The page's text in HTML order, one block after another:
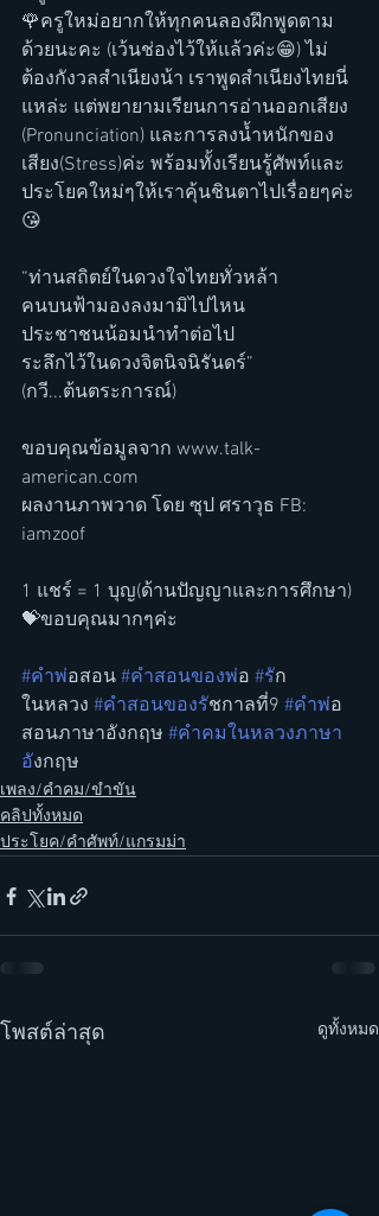
🌹ครูใหม่อยากให้ทุกคนลองฝึกพูดตาม
ด้วยนะคะ (เว้นช่องไว้ให้แล้วค่ะ😁) ไม่
ต้องกังวลสำเนียงน้า เราพูดสำเนียงไทยนี่
แหล่ะ แต่พยายามเรียนการอ่านออกเสียง
(Pronunciation) และการลงน้ำหนักของ
เสียง(Stress)ค่ะ พร้อมทั้งเรียนรู้ศัพท์และ
ประโยคใหม่ๆให้เราคุ้นชินตาไปเรื่อยๆค่ะ
😘
“ท่านสถิตย์ในดวงใจไทยทั่วหล้า
คนบนฟ้ามองลงมามิไปไหน
ประชาชนน้อมนำทำต่อไป
ระลึกไว้ในดวงจิตนิจนิรันดร์”
(กวี...ต้นตระการณ์)
ขอบคุณข้อมูลจาก www.talk-
american.com
ผลงานภาพวาด โดย ซุป ศราวุธ FB:
iamzoof
1 แชร์ = 1 บุญ(ด้านปัญญาและการศึกษา)
💝ขอบคุณมากๆค่ะ
#คำพ่อสอน #คำสอนของพ่อ #รัก
ในหลวง #คำสอนของรัชกาลที่9 #คำพ่อ
สอนภาษาอังกฤษ #คำคมในหลวงภาษา
อังกฤษ
เพลง/คำคม/ขำขัน
คลิปทั้งหมด
ประโยค/คำศัพท์/แกรมม่า
โพสต์ล่าสุด ดูทั้งหมด